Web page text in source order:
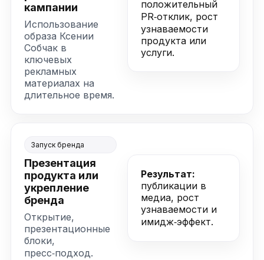
кампании
Использование
образа Ксении
Собчак в
ключевых
рекламных
материалах на
длительное время.
положительный
PR‑отклик, рост
узнаваемости
продукта или
услуги.
Запуск бренда
Презентация
продукта или
укрепление
бренда
Открытие,
презентационные
блоки,
пресс‑подход.
Результат:
публикации в
медиа, рост
узнаваемости и
имидж‑эффект.